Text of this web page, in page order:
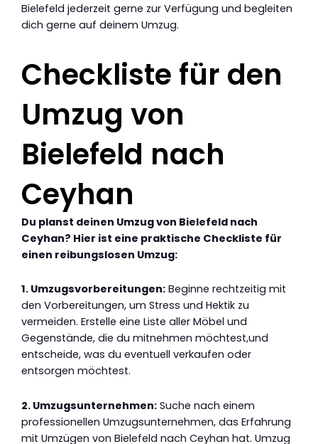
Bielefeld jederzeit gerne zur Verfügung und begleiten
dich gerne auf deinem Umzug.
Checkliste für den
Umzug von
Bielefeld nach
Ceyhan
Du planst deinen Umzug von Bielefeld nach
Ceyhan? Hier ist eine praktische Checkliste für
einen reibungslosen Umzug:
1. Umzugsvorbereitungen: Beginne rechtzeitig mit
den Vorbereitungen, um Stress und Hektik zu
vermeiden. Erstelle eine Liste aller Möbel und
Gegenstände, die du mitnehmen möchtest,und
entscheide, was du eventuell verkaufen oder
entsorgen möchtest.
2. Umzugsunternehmen: Suche nach einem
professionellen Umzugsunternehmen, das Erfahrung
mit Umzügen von Bielefeld nach Ceyhan hat. Umzug